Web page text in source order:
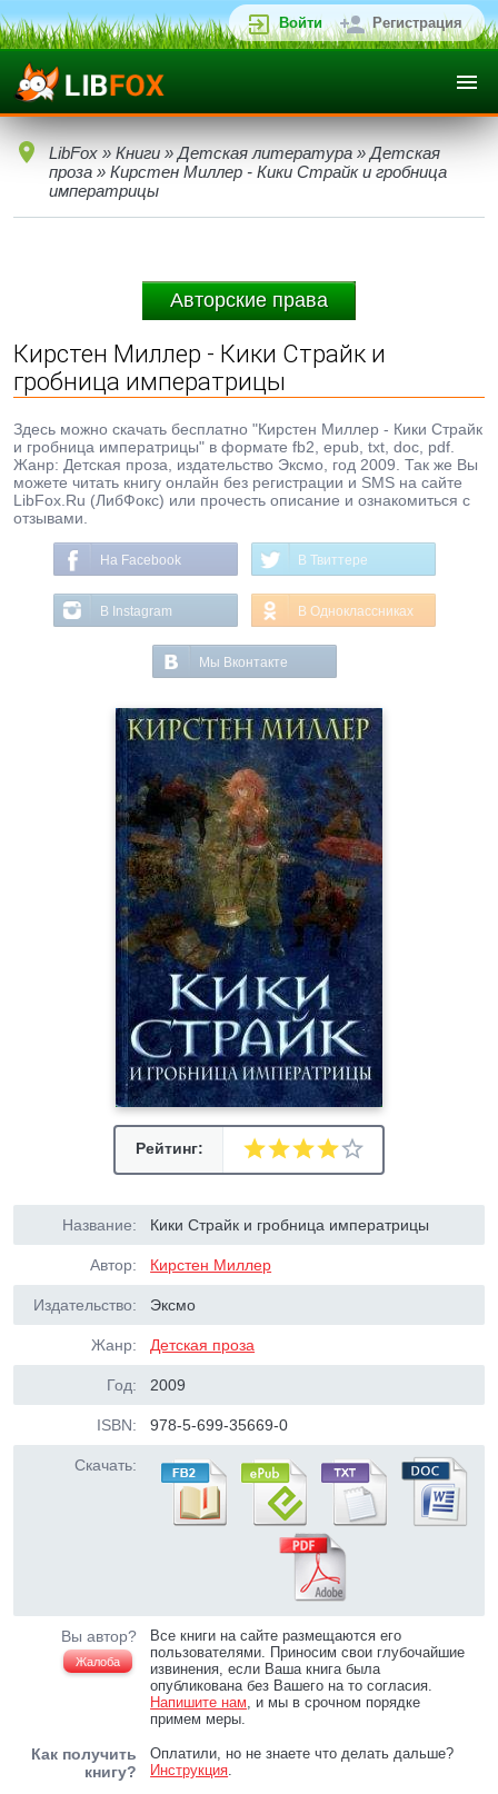
Войти Регистрация
LibFox » Книги » Детская литература » Детская
проза » Кирстен Миллер - Кики Страйк и гробница
императрицы
Авторские права
Кирстен Миллер - Кики Страйк и
гробница императрицы
Здесь можно скачать бесплатно "Кирстен Миллер - Кики Страйк
и гробница императрицы" в формате fb2, epub, txt, doc, pdf.
Жанр: Детская проза, издательство Эксмо, год 2009. Так же Вы
можете читать книгу онлайн без регистрации и SMS на сайте
LibFox.Ru (ЛибФокс) или прочесть описание и ознакомиться с
отзывами.
На Facebook В Твиттере
В Instagram В Одноклассниках
Мы Вконтакте
Рейтинг:
Название: Кики Страйк и гробница императрицы
Автор: Кирстен Миллер
Издательство: Эксмо
Жанр: Детская проза
Год: 2009
ISBN: 978-5-699-35669-0
Скачать:
Вы автор?
Жалоба
Все книги на сайте размещаются его
пользователями. Приносим свои глубочайшие
извинения, если Ваша книга была
опубликована без Вашего на то согласия.
Напишите нам, и мы в срочном порядке
примем меры.
Как получить
книгу?
Оплатили, но не знаете что делать дальше?
Инструкция.